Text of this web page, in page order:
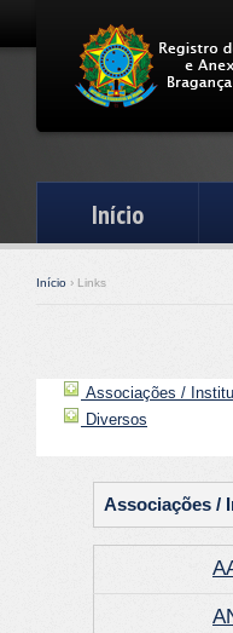
Início
Início › Links
Associações /
Diversos
Associações /